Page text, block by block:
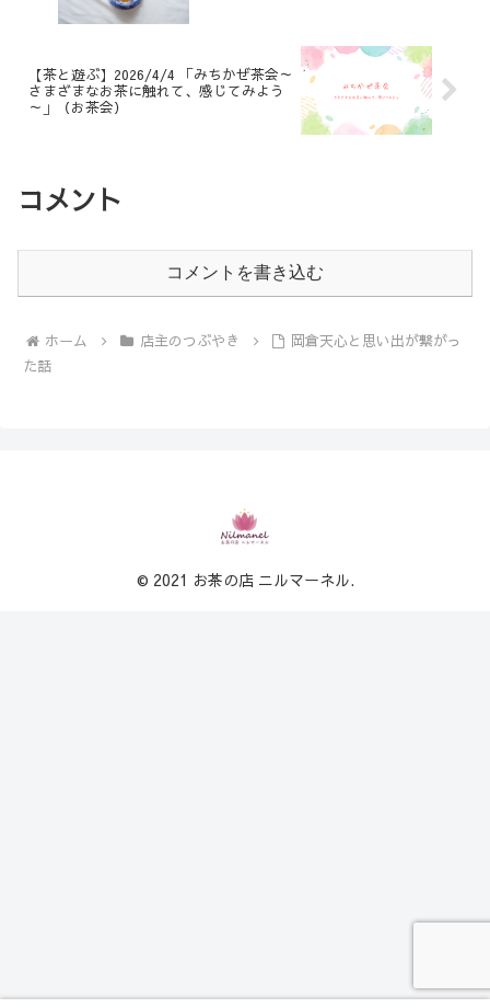
【茶と遊ぶ】2026/4/4 「みちかぜ茶会～
さまざまなお茶に触れて、感じてみよう
～」（お茶会）
コメント
コメントを書き込む
ホーム 店主のつぶやき
岡倉天心と思い出が繋がっ
た話
© 2021 お茶の店 ニルマーネル.